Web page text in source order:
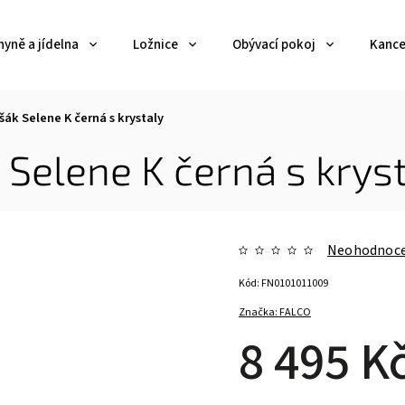
a jídelna Ložnice Obývací pokoj
Selene K černá s krystaly
K černá s
Značka:FALCO
8 495
Kód:FN0101011009